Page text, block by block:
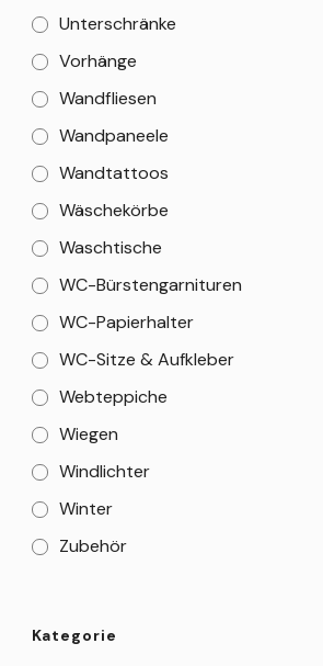
Unterschränke
Vorhänge
Wandfliesen
Wandpaneele
Wandtattoos
Wäschekörbe
Waschtische
WC-Bürstengarnituren
WC-Papierhalter
WC-Sitze & Aufkleber
Webteppiche
Wiegen
Windlichter
Winter
Zubehör
Kategorie